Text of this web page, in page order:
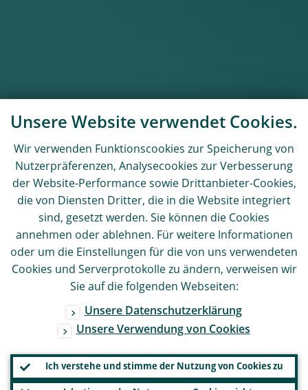
Unsere Website verwendet Cookies.
Wir verwenden Funktionscookies zur Speicherung von
Nutzerpräferenzen, Analysecookies zur Verbesserung
der Website-Performance sowie Drittanbieter-Cookies,
die von Diensten Dritter, die in die Website integriert
sind, gesetzt werden. Sie können die Cookies
annehmen oder ablehnen. Für weitere Informationen
oder um die Einstellungen für die von uns verwendeten
Cookies und Serverprotokolle zu ändern, verweisen wir
Sie auf die folgenden Webseiten:
Unsere Datenschutzerklärung
Unsere Verwendung von Cookies
Ich verstehe und stimme der Nutzung von Cookies zu